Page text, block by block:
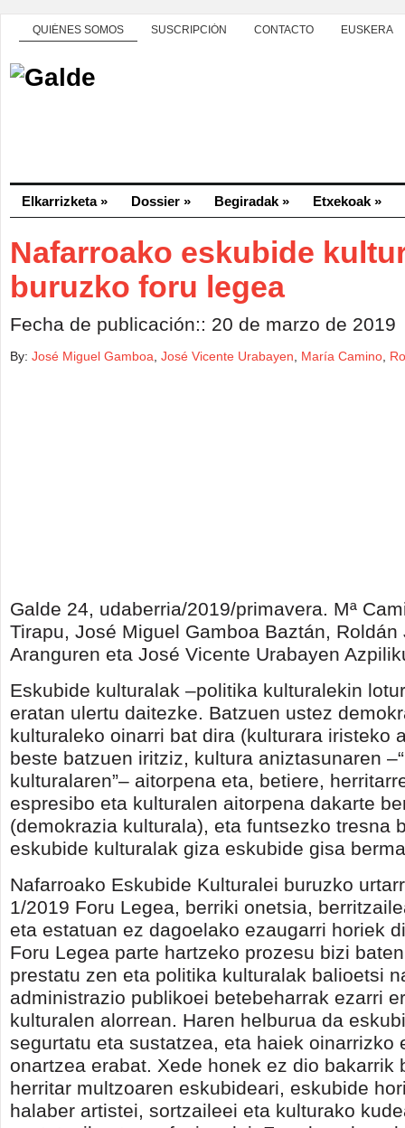
QUIÉNES SOMOS SUSCRIPCIÓN CONTACTO EUSKERA
Elkarrizketa» Dossier » Begiradak » Etxekoak »
Nafarroako eskubide
buruzko foru legea
Fecha de publicación:: 20 de marzo de 2019
By: José Miguel Gamboa José Vicente Urabayen María Camino
Galde 24, udaberria/2019/primavera. Mª
Tirapu, José Miguel Gamboa Baztán, Roldán
Aranguren eta José Vicente Urabayen
Eskubide kulturalak –politika kulturalekin
eratan ulertu daitezke. Batzuen ustez
kulturaleko oinarri bat dira (kulturara iristeko
beste batzuen iritziz, kultura aniztasunaren
kulturalaren”– aitorpena eta, betiere,
espresibo eta kulturalen aitorpena dakarte
(demokrazia kulturala), eta funtsezko tresna
eskubide kulturalak giza eskubide gisa
Nafarroako Eskubide Kulturalei buruzko
1/2019 Foru Legea, berriki onetsia,
eta estatuan ez dagoelako ezaugarri horiek
Foru Legea parte hartzeko prozesu bizi
prestatu zen eta politika kulturalak balioetsi
administrazio publikoei betebeharrak ezarri
kulturalen alorrean. Haren helburua da
segurtatu eta sustatzea, eta haiek oinarrizko
onartzea erabat. Xede honek ez dio bakarrik
herritar multzoaren eskubideari, eskubide
halaber artistei, sortzaileei eta kulturako